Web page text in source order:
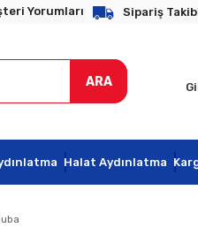
Yorumları Sipariş
ARA
Halat Aydınlatma